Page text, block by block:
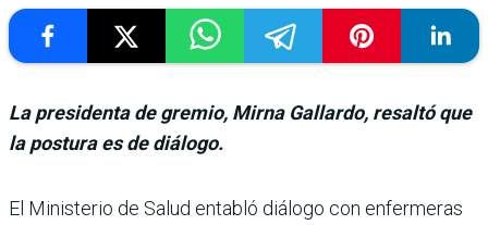
La presidenta de gremio, Mirna Gallardo, resaltó que
la postura es de diálogo.
El Ministerio de Salud entabló diálogo con enfermeras